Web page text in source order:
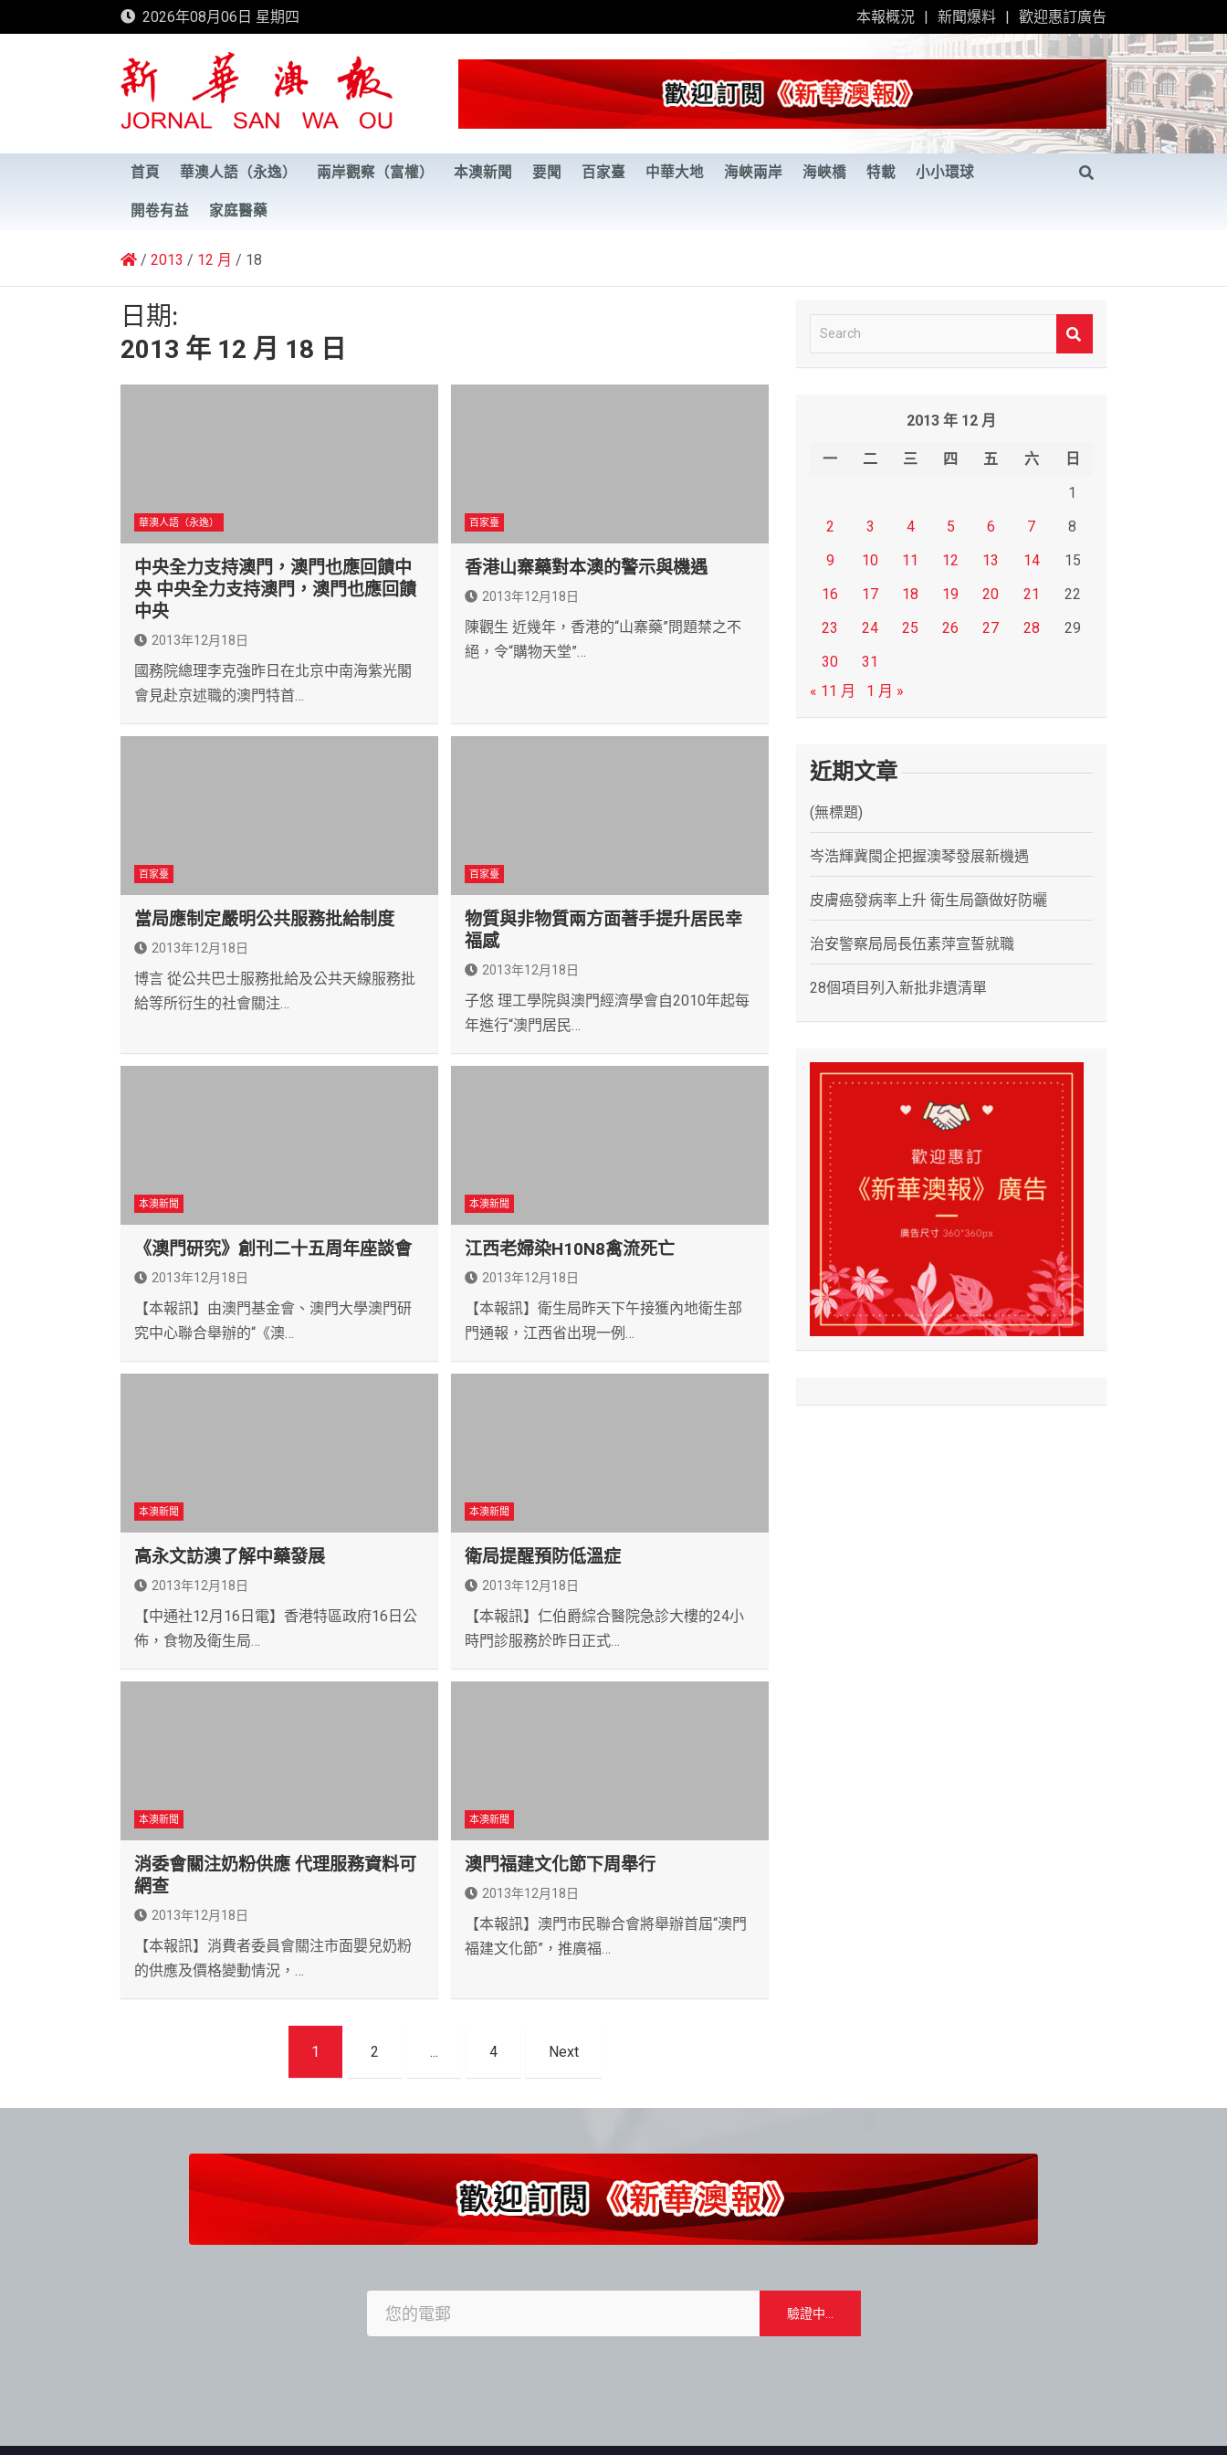
to
2026年08月06日 星期四 本報概況 新聞爆料 歡迎惠訂廣告
新華澳報
首頁 華澳人語（永逸） 兩岸觀察（富權） 本澳新聞 要聞 百家臺 中華大地 海峽兩岸 海峽橋 特載 小小環球
開卷有益 家庭醫藥
2013 12 月 18
日期:
2013 年 12 月 18 日
華澳人語（永逸）
中央全力支持澳門，澳門也應回饋中
央 中央全力支持澳門，澳門也應回饋
中央
2013年12月18日
國務院總理李克強昨日在北京中南海紫光閣
會見赴京述職的澳門特首…
百家臺
香港山寨藥對本澳的警示與機遇
2013年12月18日
陳觀生 近幾年，香港的“山寨藥”問題禁之不
絕，令“購物天堂”…
百家臺
當局應制定嚴明公共服務批給制度
2013年12月18日
博言 從公共巴士服務批給及公共天線服務批
給等所衍生的社會關注…
百家臺
物質與非物質兩方面著手提升居民幸
福感
2013年12月18日
子悠 理工學院與澳門經濟學會自2010年起每
年進行“澳門居民…
本澳新聞
《澳門研究》創刊二十五周年座談會
2013年12月18日
【本報訊】由澳門基金會、澳門大學澳門研
究中心聯合舉辦的“《澳…
本澳新聞
江西老婦染H10N8禽流死亡
2013年12月18日
【本報訊】衛生局昨天下午接獲內地衛生部
門通報，江西省出現一例…
本澳新聞
高永文訪澳了解中藥發展
2013年12月18日
【中通社12月16日電】香港特區政府16日公
佈，食物及衛生局…
本澳新聞
衛局提醒預防低溫症
2013年12月18日
【本報訊】仁伯爵綜合醫院急診大樓的24小
時門診服務於昨日正式…
本澳新聞
消委會關注奶粉供應 代理服務資料可
網查
2013年12月18日
【本報訊】消費者委員會關注市面嬰兒奶粉
的供應及價格變動情況，…
本澳新聞
澳門福建文化節下周舉行
2013年12月18日
【本報訊】澳門市民聯合會將舉辦首屆“澳門
福建文化節”，推廣福…
導
1 2 ... 4 Next
e
2013 年 12 月
一 二 三 四 五 六
日
1
2
3 4 5 6 7
8
9
10 11 12 13 14
15
16
17 18 19 20 21
22
23
24 25 26 27 28
29
30
31
« 11 月
1 月 »
近期文章
(無標題)
岑浩輝冀閩企把握澳琴發展新機遇
皮膚癌發病率上升 衛生局籲做好防曬
治安警察局局長伍素萍宣誓就職
28個項目列入新批非遺清單